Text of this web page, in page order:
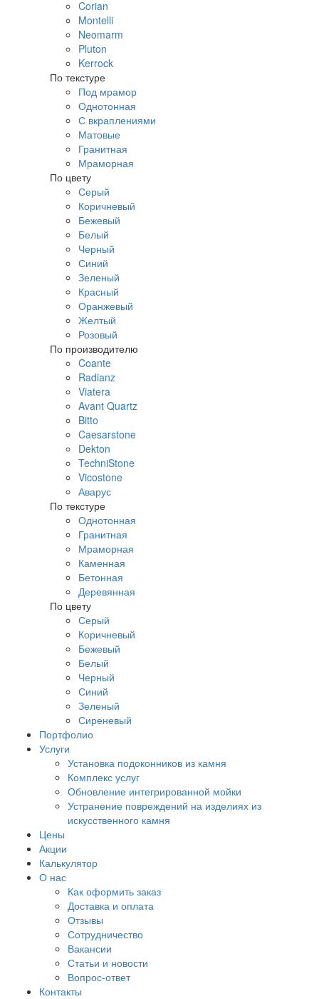
Corian
Montelli
Neomarm
Pluton
Kerrock
По текстуре
Под мрамор
Однотонная
С вкраплениями
Матовые
Гранитная
Мраморная
По цвету
Серый
Коричневый
Бежевый
Белый
Черный
Синий
Зеленый
Красный
Оранжевый
Желтый
Розовый
По производителю
Coante
Radianz
Viatera
Avant Quartz
Bitto
Caesarstone
Dekton
TechniStone
Vicostone
Аварус
По текстуре
Однотонная
Гранитная
Мраморная
Каменная
Бетонная
Деревянная
По цвету
Серый
Коричневый
Бежевый
Белый
Черный
Синий
Зеленый
Сиреневый
Портфолио
Услуги
Установка подоконников из камня
Комплекс услуг
Обновление интегрированной мойки
Устранение повреждений на изделиях из
искусственного камня
Цены
Акции
Калькулятор
О нас
Как оформить заказ
Доставка и оплата
Отзывы
Сотрудничество
Вакансии
Статьи и новости
Вопрос-ответ
Контакты